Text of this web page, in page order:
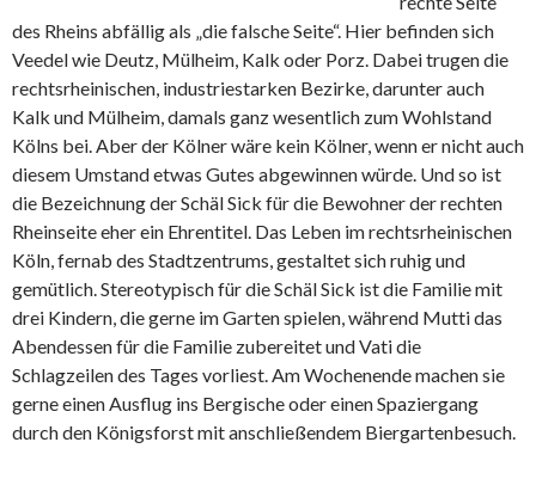
des Rheins abfällig als „die falsche Seite“. Hier befinden sich
Veedel wie Deutz, Mülheim, Kalk oder Porz. Dabei trugen die
rechtsrheinischen, industriestarken Bezirke, darunter auch
Kalk und Mülheim, damals ganz wesentlich zum Wohlstand
Kölns bei. Aber der Kölner wäre kein Kölner, wenn er nicht auch
diesem Umstand etwas Gutes abgewinnen würde. Und so ist
die Bezeichnung der Schäl Sick für die Bewohner der rechten
Rheinseite eher ein Ehrentitel. Das Leben im rechtsrheinischen
Köln, fernab des Stadtzentrums, gestaltet sich ruhig und
gemütlich. Stereotypisch für die Schäl Sick ist die Familie mit
drei Kindern, die gerne im Garten spielen, während Mutti das
Abendessen für die Familie zubereitet und Vati die
Schlagzeilen des Tages vorliest. Am Wochenende machen sie
gerne einen Ausflug ins Bergische oder einen Spaziergang
durch den Königsforst mit anschließendem Biergartenbesuch.